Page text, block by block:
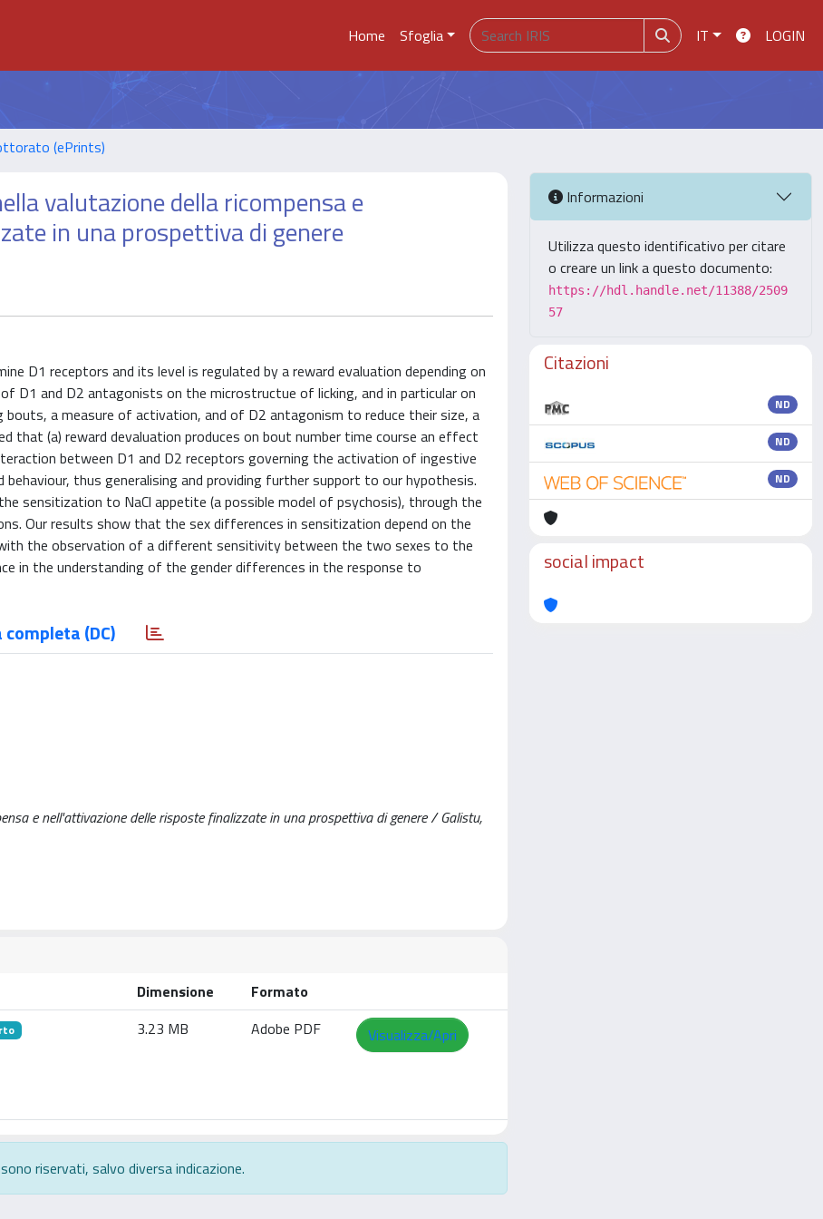
Home Sfoglia IT LOGIN
(ePrints)
valutazione della ricompensa e
in una prospettiva di genere
D1 receptors and its level is regulated by a reward evaluation depending on
and D2 antagonists on the microstructue of licking, and in particular on
a measure of activation, and of D2 antagonism to reduce their size, a
that (a) reward devaluation produces on bout number time course an effect
between D1 and D2 receptors governing the activation of ingestive
thus generalising and providing further support to our hypothesis.
sensitization to NaCl appetite (a possible model of psychosis), through the
Our results show that the sex differences in sensitization depend on the
the observation of a different sensitivity between the two sexes to the
in the understanding of the gender differences in the response to
completa (DC)
e nell'attivazione delle risposte finalizzate in una prospettiva di genere / Galistu,
Dimensione
Formato
3.23 MB Adobe PDF Visualizza/Apri
riservati, salvo diversa indicazione.
Informazioni
Utilizza questo identificativo per citare
o creare un link a questo documento:
https://hdl.handle.net/11388/2509
57
Citazioni
ND
ND
ND
social impact